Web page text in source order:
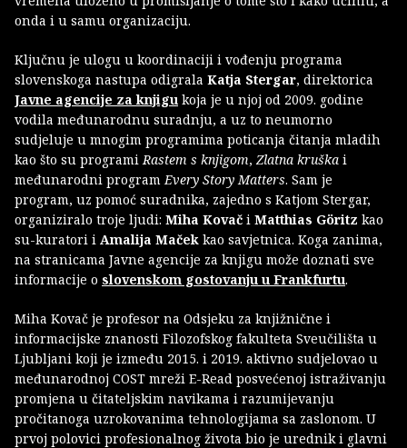
onda i u samu organizaciju.
Ključnu je ulogu u koordinaciji i vođenju programa
slovenskoga nastupa odigrala Katja Stergar, direktorica
Javne agencije za knjigu koja je u njoj od 2009. godine
vodila međunarodnu suradnju, a uz to neumorno
sudjeluje u mnogim programima poticanja čitanja mladih
kao što su programi Rastem s knjigom, Zlatna kruška i
međunarodni program Every Story Matters. Sam je
program, uz pomoć suradnika, zajedno s Katjom Stergar,
organiziralo troje ljudi: Miha Kovač i Matthias Göritz kao
su-kuratori i Amalija Maček kao savjetnica. Koga zanima,
na stranicama Javne agencije za knjigu može doznati sve
informacije o slovenskom gostovanju u Frankfurtu.
Miha Kovač je profesor na Odsjeku za knjižnične i
informacijske znanosti Filozofskog fakulteta Sveučilišta u
Ljubljani koji je između 2015. i 2019. aktivno sudjelovao u
međunarodnoj COST mreži E-Read posvećenoj istraživanju
promjena u čitateljskim navikama i razumijevanju
pročitanoga uzrokovanima tehnologijama sa zaslonom. U
prvoj polovici profesionalnog života bio je urednik i glavni